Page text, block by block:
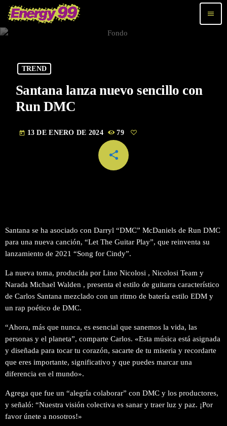
menu
TREND
Santana lanza nuevo sencillo con
Run DMC
today 13 DE ENERO DE 2024 79
share
email
Santana se ha asociado con Darryl “DMC” McDaniels de Run DMC
para una nueva canción, “Let The Guitar Play”, que reinventa su
lanzamiento de 2021 “Song for Cindy”.
La nueva toma, producida por Lino Nicolosi , Nicolosi Team y
Narada Michael Walden , presenta el estilo de guitarra característico
de Carlos Santana mezclado con un ritmo de batería estilo EDM y
un rap poético de DMC.
“Ahora, más que nunca, es esencial que sanemos la vida, las
personas y el planeta”, comparte Carlos. «Esta música está asignada
y diseñada para tocar tu corazón, sacarte de tu miseria y recordarte
que eres importante, significativo y que puedes marcar una
diferencia en el mundo».
Agrega que fue un “alegría colaborar” con DMC y los productores,
y señaló: “Nuestra visión colectiva es sanar y traer luz y paz. ¡Por
favor únete a nosotros!»